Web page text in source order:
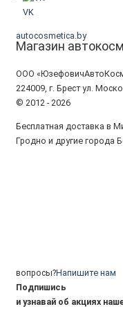
VK
autocosmetica.by
Магазин
ООО
224009, г. Брест ул.
© 2012 - 2026
Бесплатная доставка в
Гродно и другие города
вопросы?Напишите нам
Подпишись
и узнавай об акциях